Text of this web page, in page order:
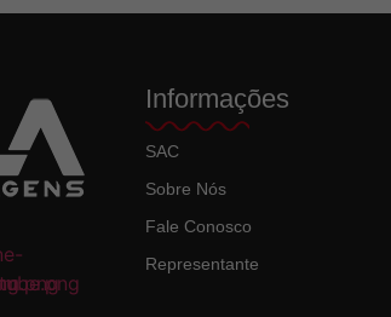
Informações
SAC
Sobre Nós
Fale Conosco
Representante